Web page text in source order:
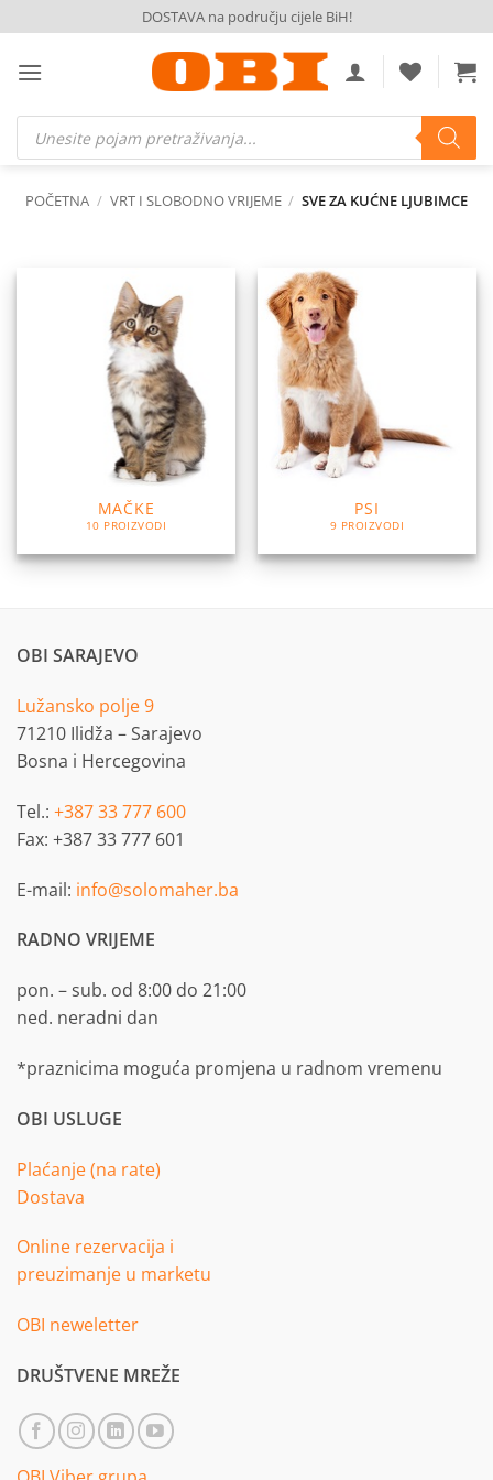
to
content
DOSTAVA na području cijele BiH!
Products
search
POČETNA / VRT I SLOBODNO VRIJEME / SVE ZA KUĆNE LJUBIMCE
MAČKE
10 PROIZVODI
PSI
9 PROIZVODI
OBI SARAJEVO
Lužansko polje 9
71210 Ilidža – Sarajevo
Bosna i Hercegovina
Tel.: +387 33 777 600
Fax: +387 33 777 601
E-mail: info@solomaher.ba
RADNO VRIJEME
pon. – sub. od 8:00 do 21:00
ned. neradni dan
*praznicima moguća promjena u radnom vremenu
OBI USLUGE
Plaćanje (na rate)
Dostava
Online rezervacija i
preuzimanje u marketu
OBI neweletter
DRUŠTVENE MREŽE